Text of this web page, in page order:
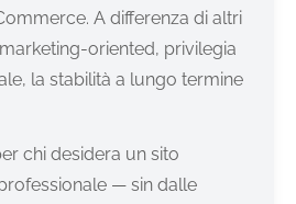
A differenza di altri
oriented, privilegia
la stabilità a lungo termine
chi desidera un sito
— sin dalle